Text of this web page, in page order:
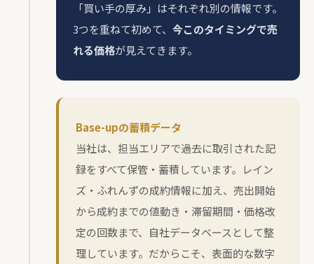
「買い手の厚み」はそれぞれ別の情報です。
3つを重ねて初めて、 今このタイミングで売
れる価格が見えてきます。
Base-upの蓄積データ
当社は、担当エリアで過去に取引された記
録をすべて保管・蓄積しています。レイン
ズ・ふれんずの成約情報に加え、売出開始
から成約までの値動き・滞留期間・価格改
定の回数まで、自社データベースとして整
理しています。だからこそ、表面的な数字